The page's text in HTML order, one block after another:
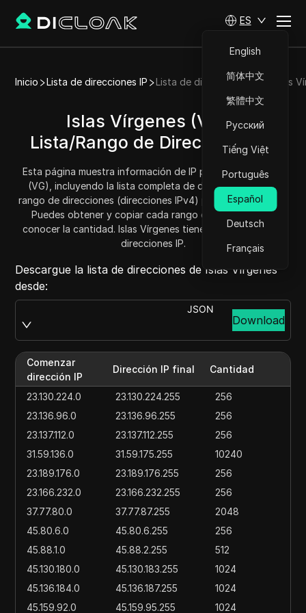
ES
English
简体中文
繁體中文
Русский
Tiếng Việt
Português
Español
Deutsch
Français
Inicio Lista de direcciones IP Lista de direcciones IP de Islas
Islas Vírgenes (VG) -
Lista/Rango de Direcciones IP
Esta página muestra información de IP para Islas Vírgenes
(VG), incluyendo la lista completa de direcciones IP y el
rango de direcciones (direcciones IPv4) para Islas Vírgenes.
Puedes obtener y copiar cada rango de direcciones y
conocer la cantidad. Islas Vírgenes tiene un total de 81152
direcciones IP.
Descargue la lista de direcciones de Islas Vírgenes
desde:
JSON
Download
Comenzar
dirección IP
Dirección IP final Cantidad
23.130.224.0 23.130.224.255
256
23.136.96.0
23.136.96.255
256
23.137.112.0
23.137.112.255
256
31.59.136.0
31.59.175.255
10240
23.189.176.0
23.189.176.255
256
23.166.232.0
23.166.232.255
256
37.77.80.0
37.77.87.255
2048
45.80.6.0
45.80.6.255
256
45.88.1.0
45.88.2.255
512
45.130.180.0
45.130.183.255
1024
45.136.184.0
45.136.187.255
1024
45.159.92.0
45.159.95.255
1024